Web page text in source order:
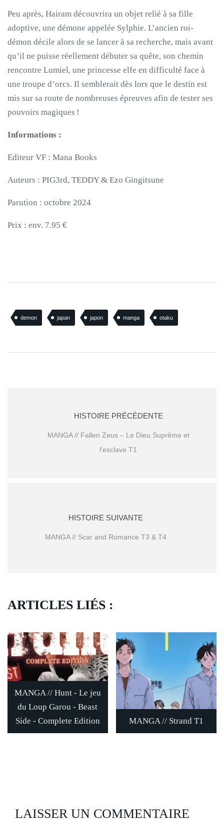
Peu après, Hairam découvrira un objet relié à sa fille
adoptive, une démone appelée Sylphie. L’ancien roi-
démon décile alors de se lancer à sa recherche, mais avant
qu’il ne puisse réellement débuter sa quête, son chemin
rencontre Lumiel, une princesse elfe en difficulté face à
une troupe d’orcs. Il semblerait dès lors que le destin est
mis sur sa route de nombreuses épreuves afin de tester ses
pouvoirs magiques !
Informations :
Editeur VF : Mana Books
Auteurs : PIG3rd, TEDDY & Ezo Gingitsune
Parution : octobre 2024
Prix : env. 7.95 €
demon japan japon manga otaku
HISTOIRE PRÉCÉDENTE
MANGA // Fallen Zeus – Le Dieu Suprême et
l’esclave T1
HISTOIRE SUIVANTE
MANGA // Scar and Romance T3 & T4
ARTICLES LIÉS :
MANGA // Hunt - Le jeu
du Loup Garou - Beast
Side - Complete Edition
MANGA // Strand T1
LAISSER UN COMMENTAIRE